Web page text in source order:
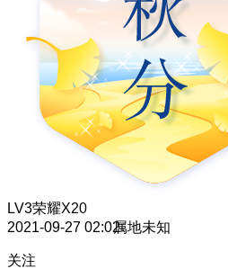
LV3荣耀X20
2021-09-27 02:02属地未知
关注